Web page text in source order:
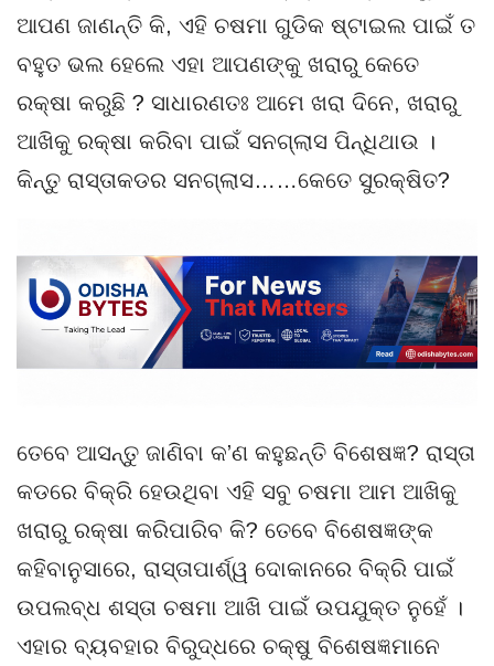
ଆପଣ ଜାଣନ୍ତି କି, ଏହି ଚଷମା ଗୁଡିକ ଷ୍ଟାଇଲ ପାଇଁ ତ
ବହୁତ ଭଲ ହେଲେ ଏହା ଆପଣଙ୍କୁ ଖରାରୁ କେତେ
ରକ୍ଷା କରୁଛି ? ସାଧାରଣତଃ ଆମେ ଖରା ଦିନେ, ଖରାରୁ
ଆଖିକୁ ରକ୍ଷା କରିବା ପାଇଁ ସନଗ୍ଲାସ ପିନ୍ଧିଥାଉ ।
କିନ୍ତୁ ରାସ୍ତାକଡର ସନଗ୍ଲାସ……କେତେ ସୁରକ୍ଷିତ?
ତେବେ ଆସନ୍ତୁ ଜାଣିବା କ’ଣ କହୁଛନ୍ତି ବିଶେଷଜ୍ଞ? ରାସ୍ତା
କଡରେ ବିକ୍ରି ହେଉଥିବା ଏହି ସବୁ ଚଷମା ଆମ ଆଖିକୁ
ଖରାରୁ ରକ୍ଷା କରିପାରିବ କି? ତେବେ ବିଶେଷଜ୍ଞଙ୍କ
କହିବାନୁସାରେ, ରାସ୍ତାପାର୍ଶ୍ୱ ଦୋକାନରେ ବିକ୍ରି ପାଇଁ
ଉପଲବ୍ଧ ଶସ୍ତା ଚଷମା ଆଖି ପାଇଁ ଉପଯୁକ୍ତ ନୁହେଁ ।
ଏହାର ବ୍ୟବହାର ବିରୁଦ୍ଧରେ ଚକ୍ଷୁ ବିଶେଷଜ୍ଞମାନେ